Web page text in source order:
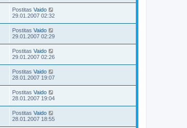
Postitas Vaido
29.01.2007 02:32
Postitas Vaido
29.01.2007 02:29
Postitas Vaido
29.01.2007 02:26
Postitas Vaido
28.01.2007 19:07
Postitas Vaido
28.01.2007 19:04
Postitas Vaido
28.01.2007 18:55